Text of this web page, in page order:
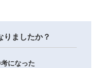
りましたか？
になった